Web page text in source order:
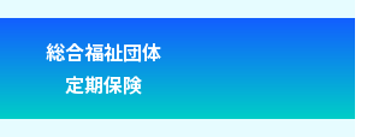
総合福祉団体
定期保険